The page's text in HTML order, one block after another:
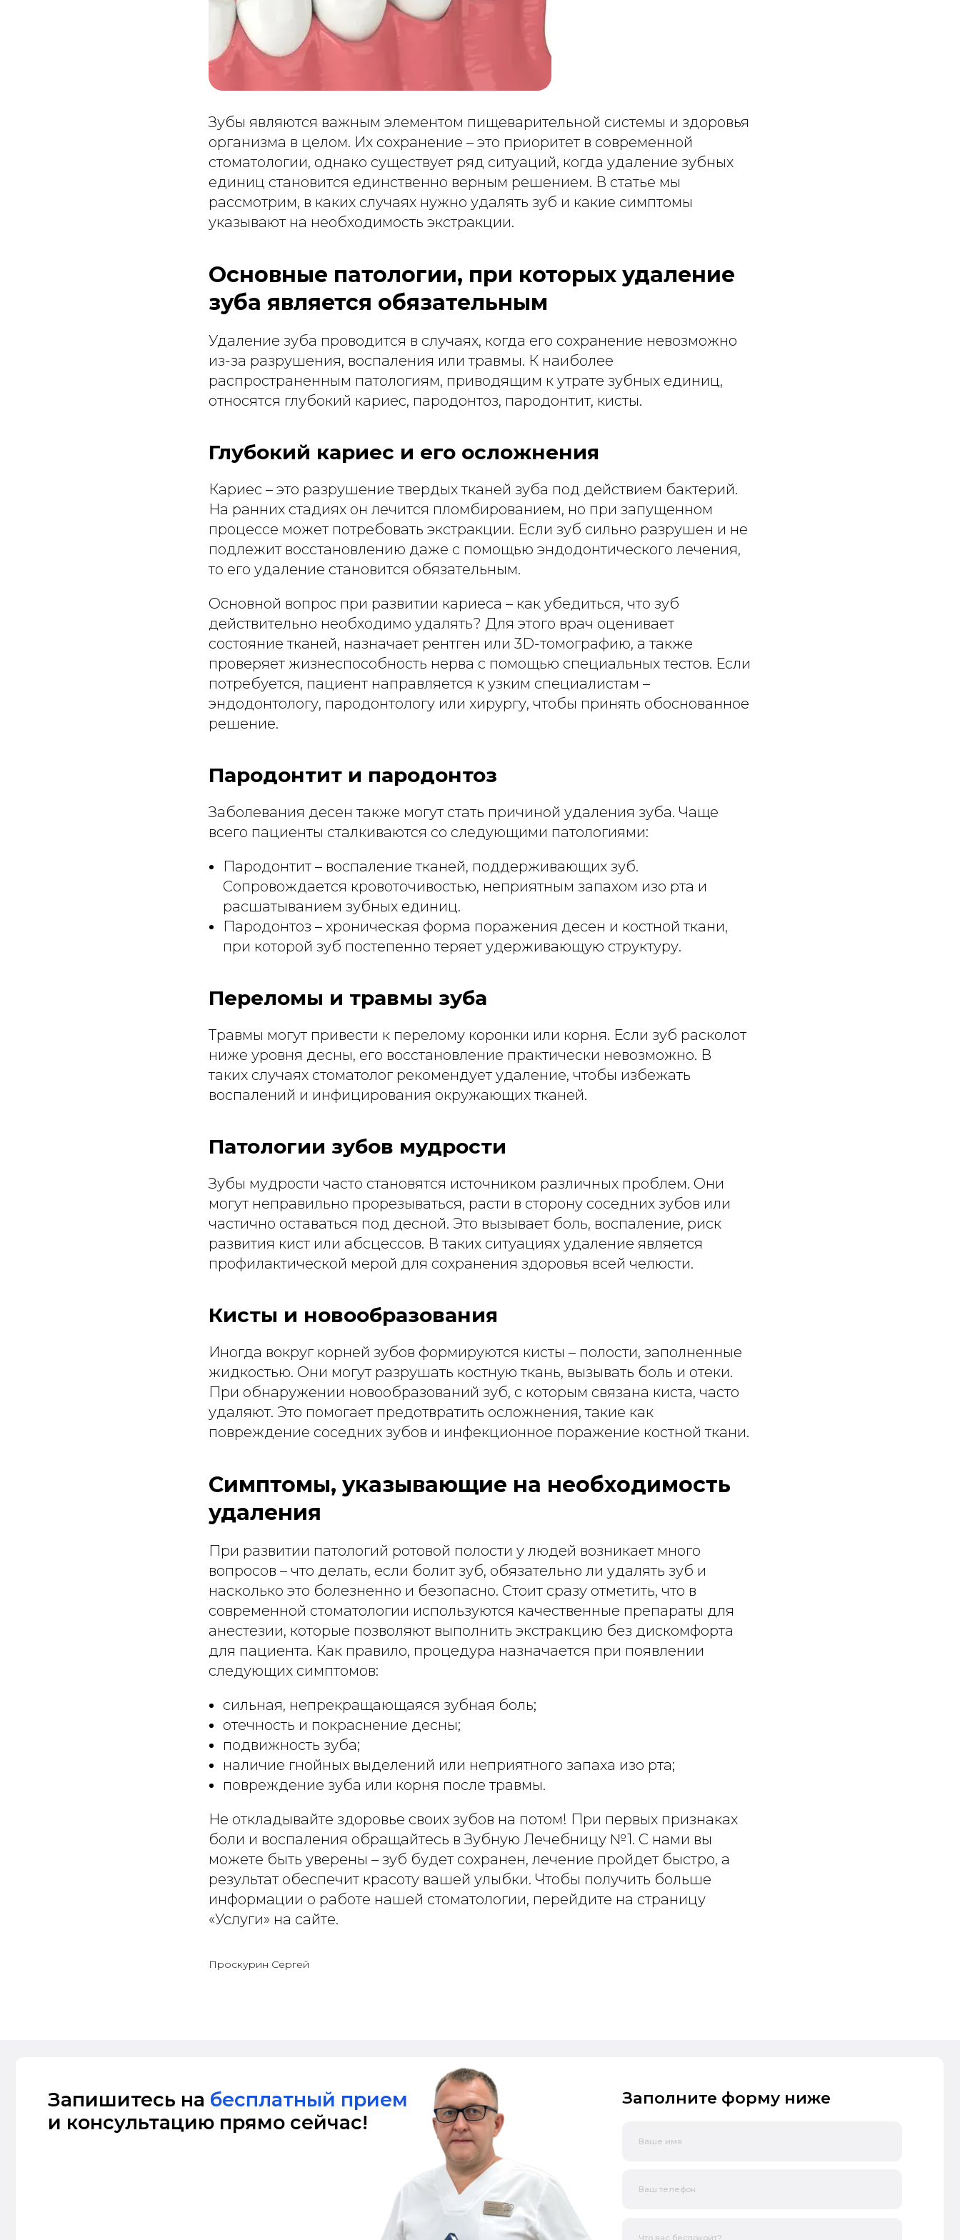
Зубы являются важным элементом пищеварительной системы и здоровья
организма в целом. Их сохранение – это приоритет в современной
стоматологии, однако существует ряд ситуаций, когда удаление зубных
единиц становится единственно верным решением. В статье мы
рассмотрим, в каких случаях нужно удалять зуб и какие симптомы
указывают на необходимость экстракции.
Основные патологии, при которых удаление
зуба является обязательным
Удаление зуба проводится в случаях, когда его сохранение невозможно
из-за разрушения, воспаления или травмы. К наиболее
распространенным патологиям, приводящим к утрате зубных единиц,
относятся глубокий кариес, пародонтоз, пародонтит, кисты.
Глубокий кариес и его осложнения
Кариес – это разрушение твердых тканей зуба под действием бактерий.
На ранних стадиях он лечится пломбированием, но при запущенном
процессе может потребовать экстракции. Если зуб сильно разрушен и не
подлежит восстановлению даже с помощью эндодонтического лечения,
то его удаление становится обязательным.
Основной вопрос при развитии кариеса – как убедиться, что зуб
действительно необходимо удалять? Для этого врач оценивает
состояние тканей, назначает рентген или 3D-томографию, а также
проверяет жизнеспособность нерва с помощью специальных тестов. Если
потребуется, пациент направляется к узким специалистам –
эндодонтологу, пародонтологу или хирургу, чтобы принять обоснованное
решение.
Пародонтит и пародонтоз
Заболевания десен также могут стать причиной удаления зуба. Чаще
всего пациенты сталкиваются со следующими патологиями:
Пародонтит – воспаление тканей, поддерживающих зуб.
Сопровождается кровоточивостью, неприятным запахом изо рта и
расшатыванием зубных единиц.
Пародонтоз – хроническая форма поражения десен и костной ткани,
при которой зуб постепенно теряет удерживающую структуру.
Переломы и травмы зуба
Травмы могут привести к перелому коронки или корня. Если зуб расколот
ниже уровня десны, его восстановление практически невозможно. В
таких случаях стоматолог рекомендует удаление, чтобы избежать
воспалений и инфицирования окружающих тканей.
Патологии зубов мудрости
Зубы мудрости часто становятся источником различных проблем. Они
могут неправильно прорезываться, расти в сторону соседних зубов или
частично оставаться под десной. Это вызывает боль, воспаление, риск
развития кист или абсцессов. В таких ситуациях удаление является
профилактической мерой для сохранения здоровья всей челюсти.
Кисты и новообразования
Иногда вокруг корней зубов формируются кисты – полости, заполненные
жидкостью. Они могут разрушать костную ткань, вызывать боль и отеки.
При обнаружении новообразований зуб, с которым связана киста, часто
удаляют. Это помогает предотвратить осложнения, такие как
повреждение соседних зубов и инфекционное поражение костной ткани.
Симптомы, указывающие на необходимость
удаления
При развитии патологий ротовой полости у людей возникает много
вопросов – что делать, если болит зуб, обязательно ли удалять зуб и
насколько это болезненно и безопасно. Стоит сразу отметить, что в
современной стоматологии используются качественные препараты для
анестезии, которые позволяют выполнить экстракцию без дискомфорта
для пациента. Как правило, процедура назначается при появлении
следующих симптомов:
сильная, непрекращающаяся зубная боль;
отечность и покраснение десны;
подвижность зуба;
наличие гнойных выделений или неприятного запаха изо рта;
повреждение зуба или корня после травмы.
Не откладывайте здоровье своих зубов на потом! При первых признаках
боли и воспаления обращайтесь в Зубную Лечебницу №1. С нами вы
можете быть уверены – зуб будет сохранен, лечение пройдет быстро, а
результат обеспечит красоту вашей улыбки. Чтобы получить больше
информации о работе нашей стоматологии, перейдите на страницу
«Услуги» на сайте.
Проскурин Сергей
бесплатный прием
и консультацию прямо сейчас!
+7 (937) 858-53-54
Заполните форму ниже
г. Уфа, ул. Менделеева 217
Информация
О клинике
Отзывы
Работы
Рассрочка / Кредит
Лечение по ДМС
Имплантация и протезирование